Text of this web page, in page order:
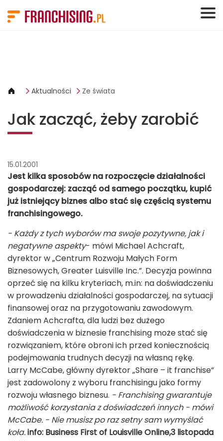
Aktualności Ze świata
Jak zacząć, żeby zarobić
15.01.2001
Jest kilka sposobów na rozpoczęcie działalności
gospodarczej: zacząć od samego początku, kupić
już istniejący biznes albo stać się częścią systemu
franchisingowego.
- Każdy z tych wyborów ma swoje pozytywne, jak i
negatywne aspekty- mówi Michael Achcraft,
dyrektor w „Centrum Rozwoju Małych Form
Biznesowych, Greater Luisville Inc.”. Decyzja powinna
oprzeć się na kilku kryteriach, m.in: na doświadczeniu
w prowadzeniu działalności gospodarczej, na sytuacji
finansowej oraz na przygotowaniu zawodowym.
Zdaniem Achcrafta, dla ludzi bez dużego
doświadczenia w biznesie franchising może stać się
rozwiązaniem, które obroni ich przed koniecznością
podejmowania trudnych decyzji na własną rękę.
Larry McCabe, główny dyrektor „Share – it franchise”
jest zadowolony z wyboru franchisingu jako formy
rozwoju własnego biznesu. - Franchising gwarantuje
możliwość korzystania z doświadczeń innych - mówi
McCabe. - Nie musisz po raz setny sam wymyślać
koła.info: Business First of Louisville Online,3 listopada